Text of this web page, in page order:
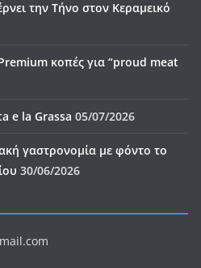
την Τήνο στον Κεραμεικό
κοπές για “proud meat
e la Grassa 05/07/2026
γαστρονομία με φόντο το
30/06/2026